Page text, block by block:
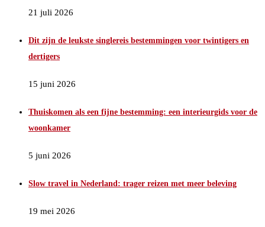
21 juli 2026
Dit zijn de leukste singlereis bestemmingen voor twintigers en
dertigers
15 juni 2026
Thuiskomen als een fijne bestemming: een interieurgids voor de
woonkamer
5 juni 2026
Slow travel in Nederland: trager reizen met meer beleving
19 mei 2026